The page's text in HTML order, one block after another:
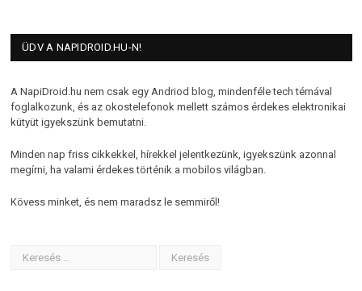
ÜDV A NAPIDROID.HU-N!
A NapiDroid.hu nem csak egy Andriod blog, mindenféle tech témával
foglalkozunk, és az okostelefonok mellett számos érdekes elektronikai
kütyüt igyekszünk bemutatni.
Minden nap friss cikkekkel, hírekkel jelentkezünk, igyekszünk azonnal
megírni, ha valami érdekes történik a mobilos világban.
Kövess minket, és nem maradsz le semmiről!